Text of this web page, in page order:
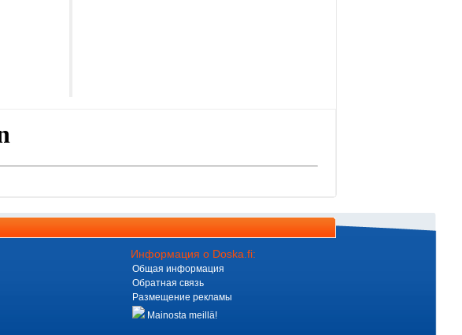
Информация о Doska.fi:
Общая информация
Обратная связь
Размещение рекламы
Mainosta meillä!